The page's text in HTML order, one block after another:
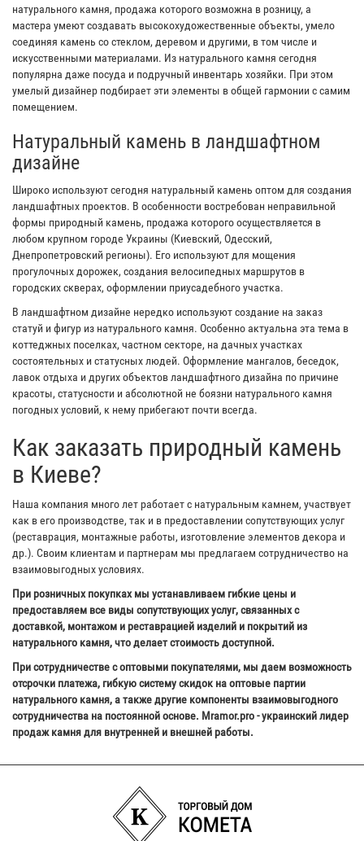
натурального камня, продажа которого возможна в розницу, а
мастера умеют создавать высокохудожественные объекты, умело
соединяя камень со стеклом, деревом и другими, в том числе и
искусственными материалами. Из натурального камня сегодня
популярна даже посуда и подручный инвентарь хозяйки. При этом
умелый дизайнер подбирает эти элементы в общей гармонии с самим
помещением.
Натуральный камень в ландшафтном
дизайне
Широко используют сегодня натуральный камень оптом для создания
ландшафтных проектов. В особенности востребован неправильной
формы природный камень, продажа которого осуществляется в
любом крупном городе Украины (Киевский, Одесский,
Днепропетровский регионы). Его используют для мощения
прогулочных дорожек, создания велосипедных маршрутов в
городских скверах, оформлении приусадебного участка.
В ландшафтном дизайне нередко используют создание на заказ
статуй и фигур из натурального камня. Особенно актуальна эта тема в
коттеджных поселках, частном секторе, на дачных участках
состоятельных и статусных людей. Оформление мангалов, беседок,
лавок отдыха и других объектов ландшафтного дизайна по причине
красоты, статусности и абсолютной не боязни натурального камня
погодных условий, к нему прибегают почти всегда.
Как заказать природный камень
в Киеве?
Наша компания много лет работает с натуральным камнем, участвует
как в его производстве, так и в предоставлении сопутствующих услуг
(реставрация, монтажные работы, изготовление элементов декора и
др.). Своим клиентам и партнерам мы предлагаем сотрудничество на
взаимовыгодных условиях.
При розничных покупках мы устанавливаем гибкие цены и
предоставляем все виды сопутствующих услуг, связанных с
доставкой, монтажом и реставрацией изделий и покрытий из
натурального камня, что делает стоимость доступной.
При сотрудничестве с оптовыми покупателями, мы даем возможность
отсрочки платежа, гибкую систему скидок на оптовые партии
натурального камня, а также другие компоненты взаимовыгодного
сотрудничества на постоянной основе. Mramor.pro - украинский лидер
продаж камня для внутренней и внешней работы.